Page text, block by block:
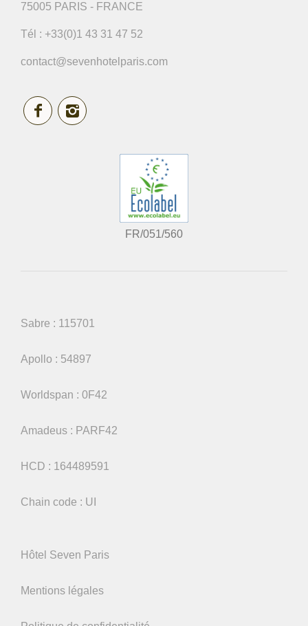
75005 PARIS - FRANCE
Tél : +33(0)1 43 31 47 52
contact@sevenhotelparis.com
FR/051/560
Sabre : 115701
Apollo : 54897
Worldspan : 0F42
Amadeus : PARF42
HCD : 164489591
Chain code : UI
Hôtel Seven Paris
Mentions légales